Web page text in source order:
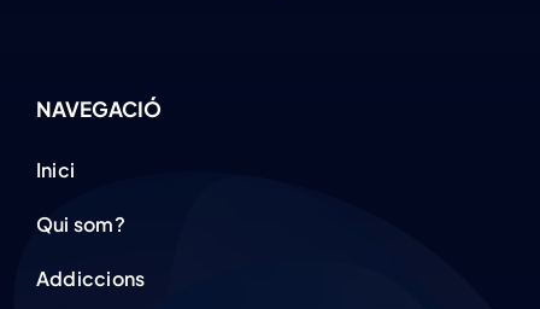
NAVEGACIÓ
Inici
Qui som?
Addiccions